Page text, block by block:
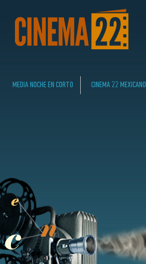
MEDIA NOCHE EN CORTO CINEMA 22 MEXICANO